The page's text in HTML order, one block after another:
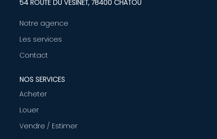
54 ROUTE DU VESINET, 78400 CHATOU
Notre agence
Les services
Contact
NOS SERVICES
Acheter
Louer
Vendre / Estimer